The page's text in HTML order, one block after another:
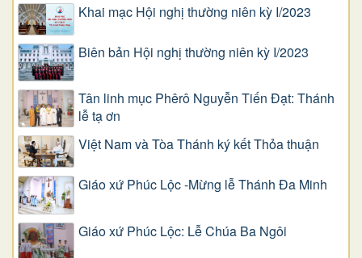
Khai mạc Hội nghị thường niên kỳ I/2023
Biên bản Hội nghị thường niên kỳ I/2023
Tân linh mục Phêrô Nguyễn Tiến Đạt: Thánh
lễ tạ ơn
Việt Nam và Tòa Thánh ký kết Thỏa thuận
Giáo xứ Phúc Lộc -Mừng lễ Thánh Đa Minh
Giáo xứ Phúc Lộc: Lễ Chúa Ba Ngôi